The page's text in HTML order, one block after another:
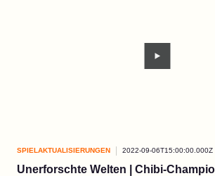
SPIELAKTUALISIERUNGEN 2022-09-06T15:00:00.000Z
Unerforschte Welten | Chibi-